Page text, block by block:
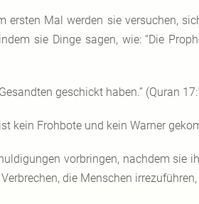
ersten Mal werden sie versuchen,
sie Dinge sagen, wie: “Die
geschickt haben.” (Quran
kein Frohbote und kein Warner
vorbringen, nachdem sie
die Menschen